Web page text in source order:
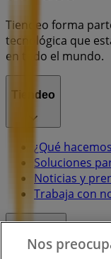
Tiendeo forma
tecnológica que
en todo el mundo.
Tiendeo
¿Qué
Soluciones
Noticias y
Trabaja con
Nos